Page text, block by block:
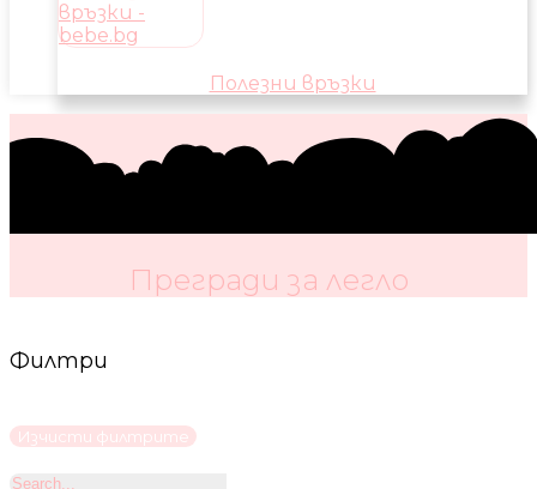
Полезни връзки
Прегради за легло
Филтри
Изчисти филтрите